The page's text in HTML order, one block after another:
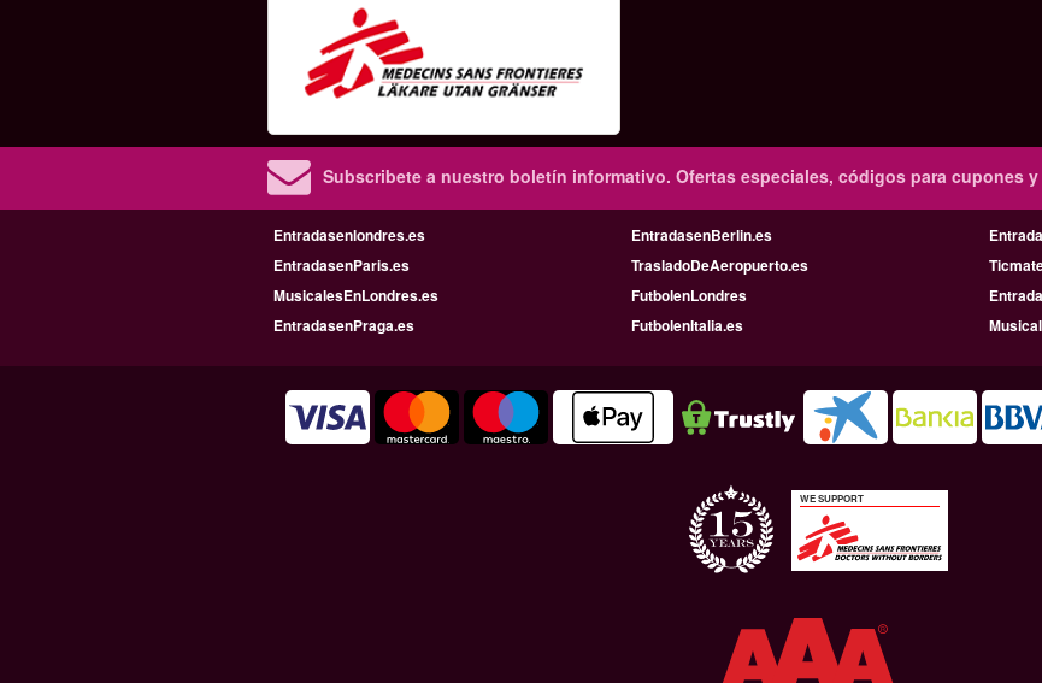
Subscribete a nuestro boletín informativo. Ofertas especiales, códigos para cupones y
Entradasenlondres.es EntradasenBerlin.es
EntradasenParis.es
TrasladoDeAeropuerto.es
MusicalesEnLondres.es
FutbolenLondres
EntradasenPraga.es
FutbolenItalia.es
WE SUPPORT